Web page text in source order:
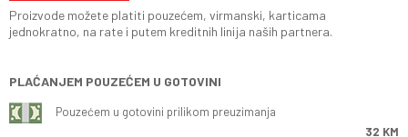
Proizvode možete platiti pouzećem, virmanski, karticama
jednokratno, na rate i putem kreditnih linija naših partnera.
PLAĆANJEM POUZEĆEM U GOTOVINI
Pouzećem u gotovini prilikom preuzimanja
32 KM